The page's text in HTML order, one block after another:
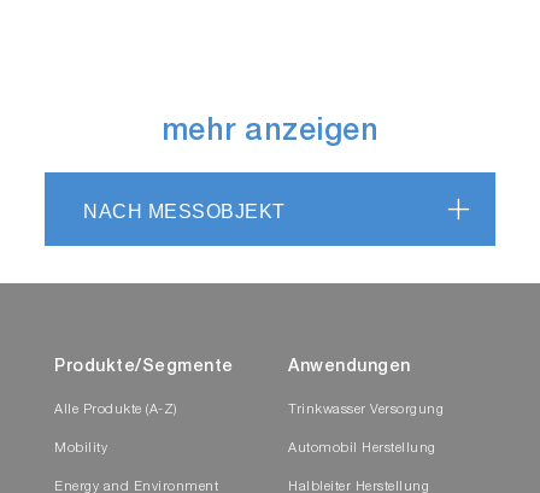
mehr anzeigen
NACH MESSOBJEKT
Produkte/Segmente
Alle Produkte (A-Z)
Mobility
Energy and Environment
Anwendungen
Trinkwasser Versorgung
Automobil Herstellung
Halbleiter Herstellung